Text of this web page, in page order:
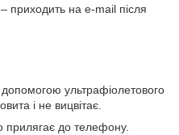
приходить на e-mail після
ультрафіолетового
і не вицвітає.
прилягає до телефону.